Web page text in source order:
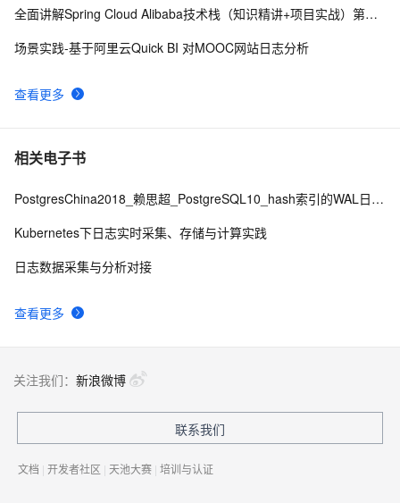
查看更多
全面讲解Spring Cloud Alibaba技术栈（知识精讲+项目实战）第一阶段
场景实践-基于阿里云Quick BI 对MOOC网站日志分析
相关电子书
查看更多
PostgresChina2018_赖思超_PostgreSQL10_hash索引的WAL日志修改版final
Kubernetes下日志实时采集、存储与计算实践
日志数据采集与分析对接
关注我们： 新浪微博
联系我们
文档 | 开发者社区 | 天池大赛 | 培训与认证